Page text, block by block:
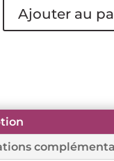
Ajouter au